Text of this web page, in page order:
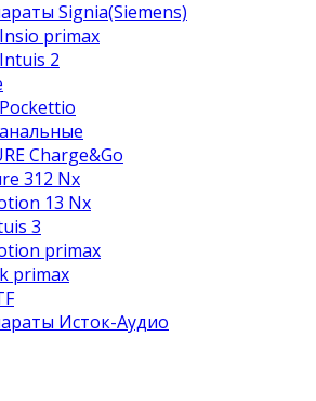
Signia(Siemens)
primax
2
Charge&Go
312 Nx
13 Nx
3
primax
primax
Исток-Аудио